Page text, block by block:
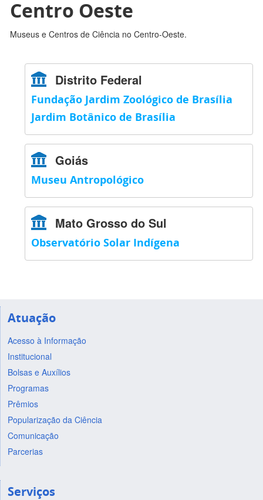
Centro Oeste
Museus e Centros de Ciência no Centro-Oeste.
Distrito Federal
Fundação Jardim Zoológico de Brasília
Jardim Botânico de Brasília
Goiás
Museu Antropológico
Mato Grosso do Sul
Observatório Solar Indígena
Atuação
Acesso à Informação
Institucional
Bolsas e Auxílios
Programas
Prêmios
Popularização da Ciência
Comunicação
Parcerias
Serviços